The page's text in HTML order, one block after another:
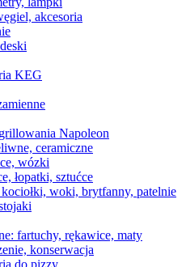
akcesoria
KEG
Napoleon
ceramiczne
wózki
łopatki, sztućce
woki, brytfanny, patelnie
fartuchy, rękawice, maty
konserwacja
do pizzy